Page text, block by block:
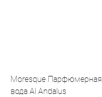
Moresque Парфюмерная
вода Al Andalus